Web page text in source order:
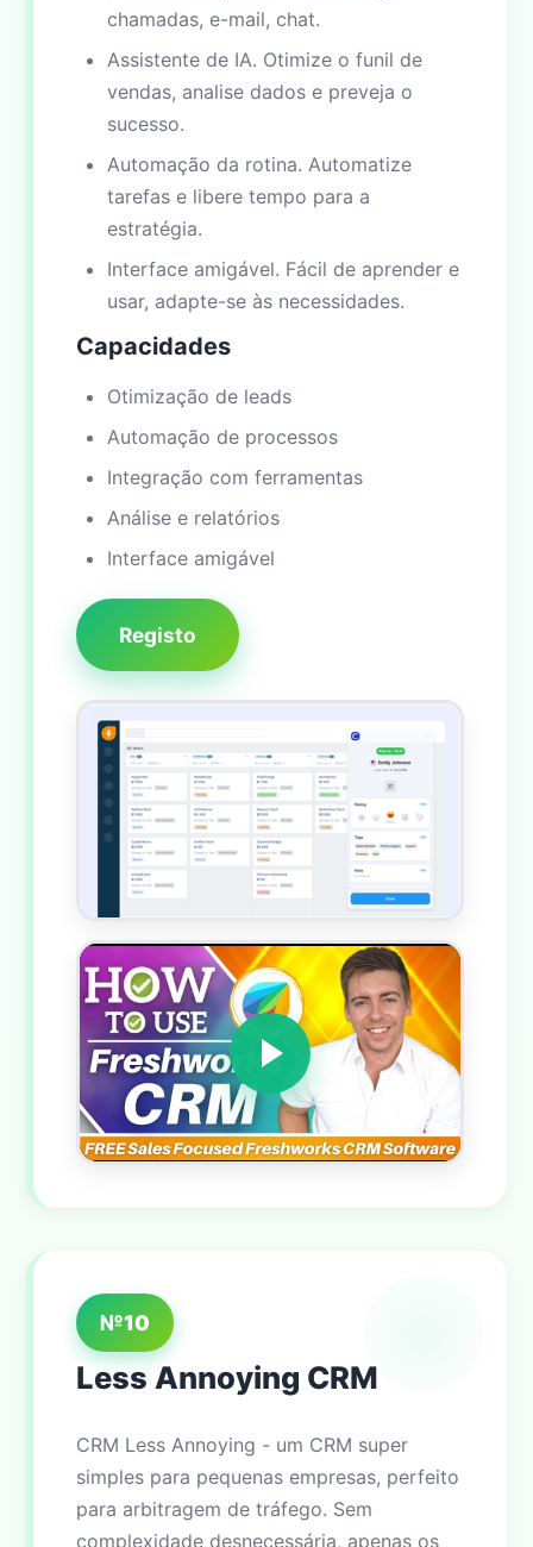
chamadas, e-mail, chat.
Assistente de IA. Otimize o funil de
vendas, analise dados e preveja o
sucesso.
Automação da rotina. Automatize
tarefas e libere tempo para a
estratégia.
Interface amigável. Fácil de aprender e
usar, adapte-se às necessidades.
Capacidades
Otimização de leads
Automação de processos
Integração com ferramentas
Análise e relatórios
Interface amigável
Registo
№10
Less Annoying CRM
CRM Less Annoying - um CRM super
simples para pequenas empresas, perfeito
para arbitragem de tráfego. Sem
complexidade desnecessária, apenas os